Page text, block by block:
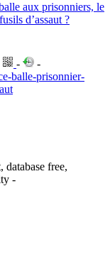
aux prisonniers, le
d’assaut ?
-
-
balle-prisonnier-
database free,
-